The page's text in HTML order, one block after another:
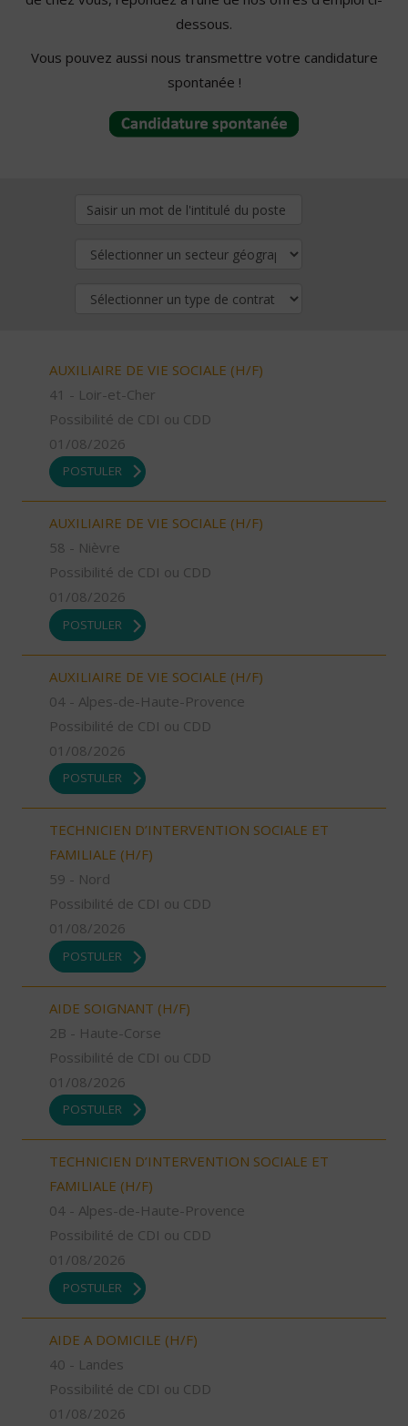
dessous.
Vous pouvez aussi nous transmettre votre candidature
spontanée !
AUXILIAIRE DE VIE SOCIALE (H/F)
41 - Loir-et-Cher
Possibilité de CDI ou CDD
01/08/2026
POSTULER
AUXILIAIRE DE VIE SOCIALE (H/F)
58 - Nièvre
Possibilité de CDI ou CDD
01/08/2026
POSTULER
AUXILIAIRE DE VIE SOCIALE (H/F)
04 - Alpes-de-Haute-Provence
Possibilité de CDI ou CDD
01/08/2026
POSTULER
TECHNICIEN D’INTERVENTION SOCIALE ET
FAMILIALE (H/F)
59 - Nord
Possibilité de CDI ou CDD
01/08/2026
POSTULER
AIDE SOIGNANT (H/F)
2B - Haute-Corse
Possibilité de CDI ou CDD
01/08/2026
POSTULER
TECHNICIEN D’INTERVENTION SOCIALE ET
FAMILIALE (H/F)
04 - Alpes-de-Haute-Provence
Possibilité de CDI ou CDD
01/08/2026
POSTULER
AIDE A DOMICILE (H/F)
40 - Landes
Possibilité de CDI ou CDD
01/08/2026